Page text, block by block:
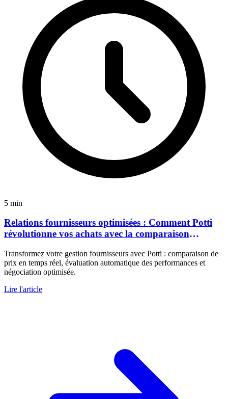
5 min
Relations fournisseurs optimisées : Comment Potti
révolutionne vos achats avec la comparaison
Transformez votre gestion fournisseurs avec Potti : comparaison de
prix en temps réel, évaluation automatique des performances et
négociation optimisée.
Lire l'article